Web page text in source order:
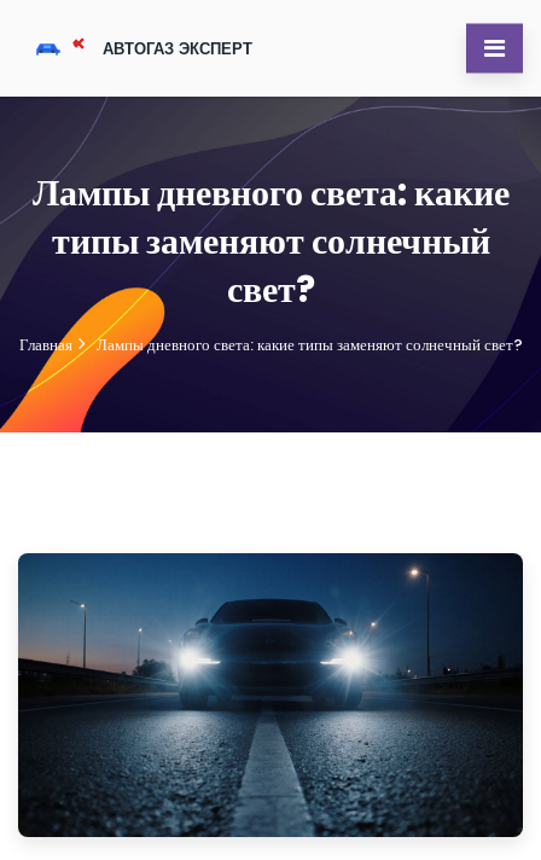
Лампы дневного света: какие
типы заменяют солнечный
свет?
Главная Лампы дневного света: какие типы заменяют солнечный свет?